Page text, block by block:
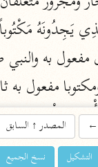
•عن الباحث
أندرويد
أيفون
رعاية
مفعول
← المصدر↑السابق
التشكيل نسخ الجميع